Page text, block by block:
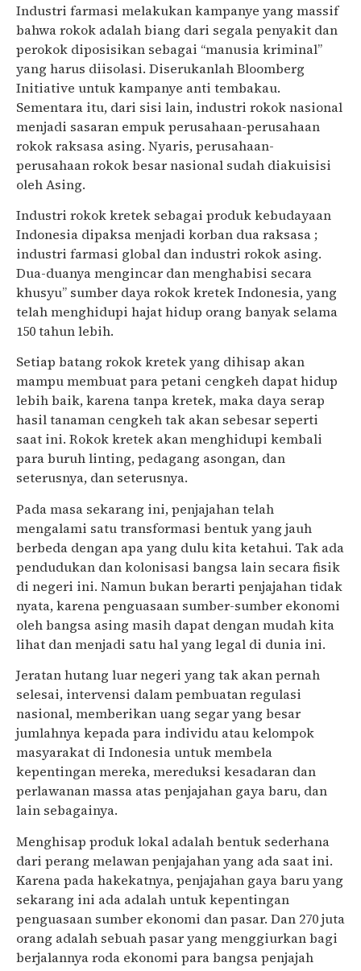
Industri farmasi melakukan kampanye yang massif
bahwa rokok adalah biang dari segala penyakit dan
perokok diposisikan sebagai “manusia kriminal”
yang harus diisolasi. Diserukanlah Bloomberg
Initiative untuk kampanye anti tembakau.
Sementara itu, dari sisi lain, industri rokok nasional
menjadi sasaran empuk perusahaan-perusahaan
rokok raksasa asing. Nyaris, perusahaan-
perusahaan rokok besar nasional sudah diakuisisi
oleh Asing.
Industri rokok kretek sebagai produk kebudayaan
Indonesia dipaksa menjadi korban dua raksasa ;
industri farmasi global dan industri rokok asing.
Dua-duanya mengincar dan menghabisi secara
khusyu” sumber daya rokok kretek Indonesia, yang
telah menghidupi hajat hidup orang banyak selama
150 tahun lebih.
Setiap batang rokok kretek yang dihisap akan
mampu membuat para petani cengkeh dapat hidup
lebih baik, karena tanpa kretek, maka daya serap
hasil tanaman cengkeh tak akan sebesar seperti
saat ini. Rokok kretek akan menghidupi kembali
para buruh linting, pedagang asongan, dan
seterusnya, dan seterusnya.
Pada masa sekarang ini, penjajahan telah
mengalami satu transformasi bentuk yang jauh
berbeda dengan apa yang dulu kita ketahui. Tak ada
pendudukan dan kolonisasi bangsa lain secara fisik
di negeri ini. Namun bukan berarti penjajahan tidak
nyata, karena penguasaan sumber-sumber ekonomi
oleh bangsa asing masih dapat dengan mudah kita
lihat dan menjadi satu hal yang legal di dunia ini.
Jeratan hutang luar negeri yang tak akan pernah
selesai, intervensi dalam pembuatan regulasi
nasional, memberikan uang segar yang besar
jumlahnya kepada para individu atau kelompok
masyarakat di Indonesia untuk membela
kepentingan mereka, mereduksi kesadaran dan
perlawanan massa atas penjajahan gaya baru, dan
lain sebagainya.
Menghisap produk lokal adalah bentuk sederhana
dari perang melawan penjajahan yang ada saat ini.
Karena pada hakekatnya, penjajahan gaya baru yang
sekarang ini ada adalah untuk kepentingan
penguasaan sumber ekonomi dan pasar. Dan 270 juta
orang adalah sebuah pasar yang menggiurkan bagi
berjalannya roda ekonomi para bangsa penjajah